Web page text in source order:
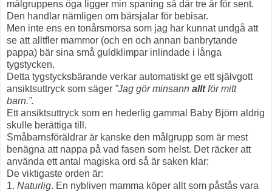
målgruppens öga ligger min spaning så där tre år för sent.
Den handlar nämligen om bärsjalar för bebisar.
Men inte ens en tonårsmorsa som jag har kunnat undgå att
se att alltfler mammor (och en och annan banbrytande
pappa) bär sina små guldklimpar inlindade i långa
tygstycken.
Detta tygstycksbärande verkar automatiskt ge ett självgott
ansiktsuttryck som säger ”Jag gör minsann alltför mitt
barn.”.
Ett ansiktsuttryck som en hederlig gammal Baby Björn aldrig
skulle berättiga till.
Småbarnsföräldrar är kanske den målgrupp som är mest
benägna att nappa på vad fasen som helst. Det räcker att
använda ett antal magiska ord så är saken klar:
De viktigaste orden är:
1. Naturlig. En nybliven mamma köper allt som påstås vara